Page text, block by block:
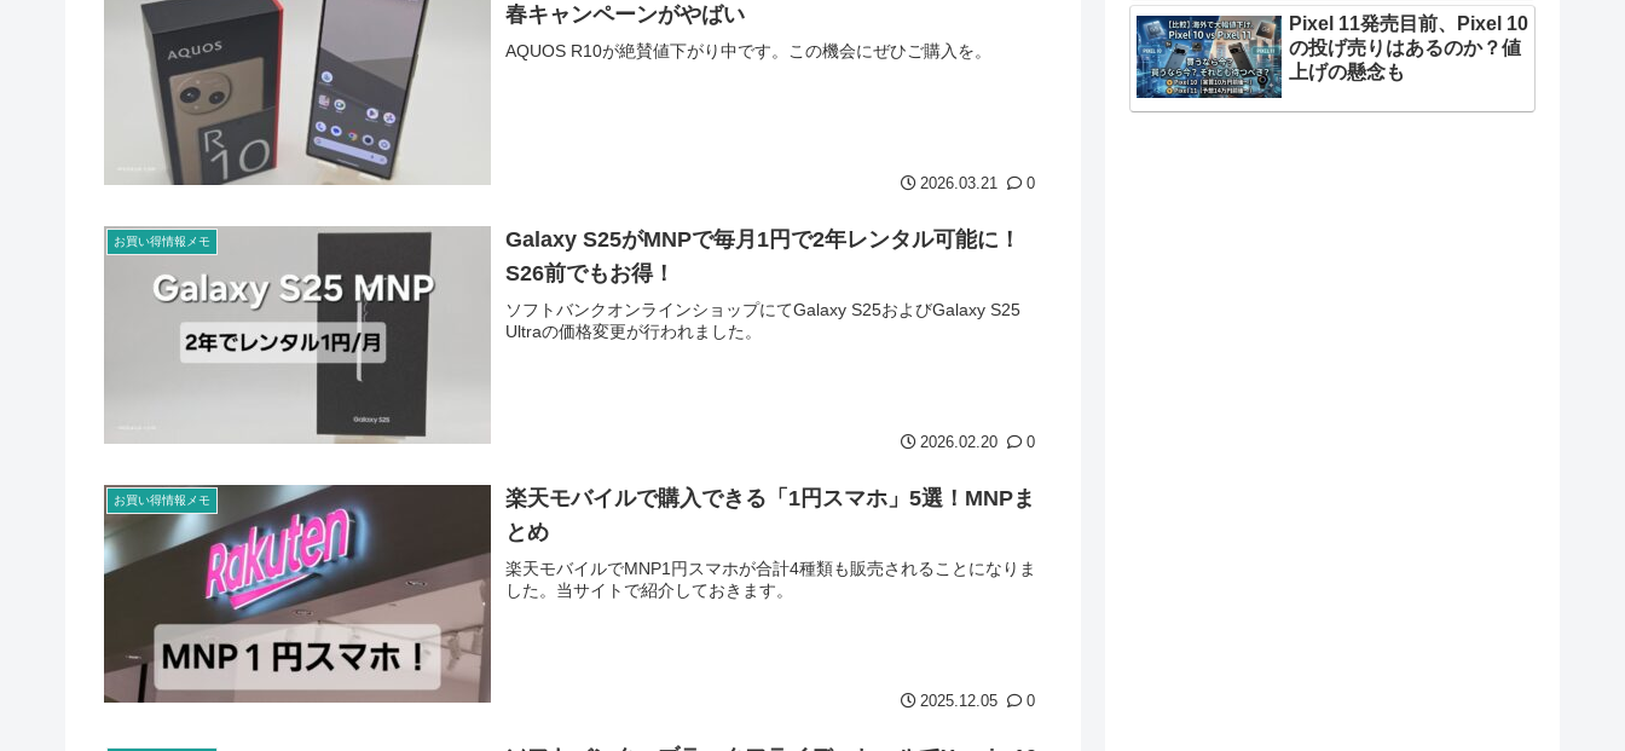
春キャンペーンがやばい
AQUOS R10が絶賛値下がり中です。この機会にぜひご購入を。
2026.03.21 0
お買い得情報メモ
Galaxy S25がMNPで毎月1円で2年レンタル可能に！
S26前でもお得！
ソフトバンクオンラインショップにてGalaxy S25およびGalaxy S25
Ultraの価格変更が行われました。
2026.02.20 0
お買い得情報メモ
楽天モバイルで購入できる「1円スマホ」5選！MNPま
とめ
楽天モバイルでMNP1円スマホが合計4種類も販売されることになりま
した。当サイトで紹介しておきます。
2025.12.05 0
Pixel 11発売目前、Pixel 10
の投げ売りはあるのか？値
上げの懸念も